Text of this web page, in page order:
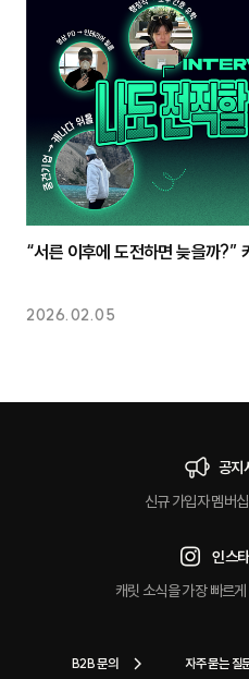
2026.02.05
“서른 이후에 도전하면 늦을까?”
공지
신규 가입자 멤버
인스
캐릿 소식을 가장 빠르
B2B 문의 자주 묻는 질